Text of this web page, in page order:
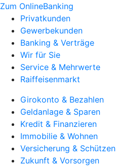
Zum OnlineBanking
Privatkunden
Gewerbekunden
Banking & Verträge
Wir für Sie
Service & Mehrwerte
Raiffeisenmarkt
Girokonto & Bezahlen
Geldanlage & Sparen
Kredit & Finanzieren
Immobilie & Wohnen
Versicherung & Schützen
Zukunft & Vorsorgen